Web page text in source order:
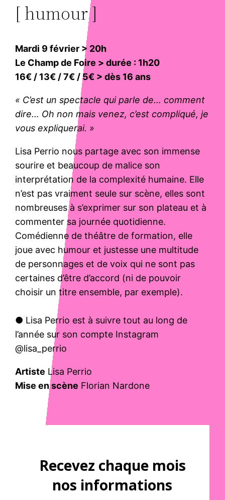
[ humour ]
Mardi 9 février > 20h
Le Champ de Foire > durée : 1h20
16€ / 13€ / 7€ / 5€ > dès 16 ans
« C’est un spectacle qui parle de… comment
dire… Oh non mais venez, c’est compliqué, je
vous expliquerai. »
Lisa Perrio nous partage avec son immense
sourire et beaucoup de malice son
interprétation de la complexité humaine. Elle
n’est pas vraiment seule sur scène, elles sont
nombreuses à s’exprimer sur son plateau et à
commenter sa journée quotidienne.
Comédienne de théâtre de formation, elle
joue avec humour et justesse une multitude
de personnages et de voix qui ne sont pas
certaines d’être d’accord (ni de pouvoir
choisir un titre ensemble, par exemple).
● Lisa Perrio est à suivre tout au long de
l’année sur son compte Instagram
@lisa_perrio
Artiste Lisa Perrio
Mise en scène Florian Nardone